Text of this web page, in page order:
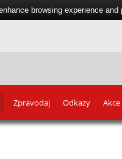
Zpravodaj Odkazy Akce
browsing experience and